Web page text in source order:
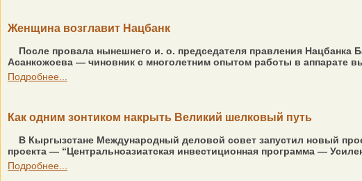
Женщина возглавит Нацбанк
После провала нынешнего и. о. председателя правления
Асанкожоева — чиновник с многолетним опытом работы в аппарате
Подробнее...
Как одним зонтиком накрыть Великий шелковый путь
В Кыргызстане Международный деловой совет запустил новый
проекта — “Центральноазиатская инвестиционная программа —
Подробнее...